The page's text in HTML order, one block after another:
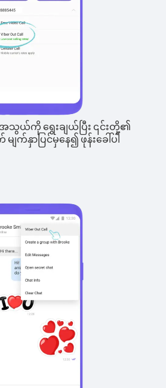
သွယ်ကို ရွေးချယ်ပြီး ၎င်းတို့၏
က်နှာပြင်မှနေ၍ ဖုန်းခေါ်ပါ